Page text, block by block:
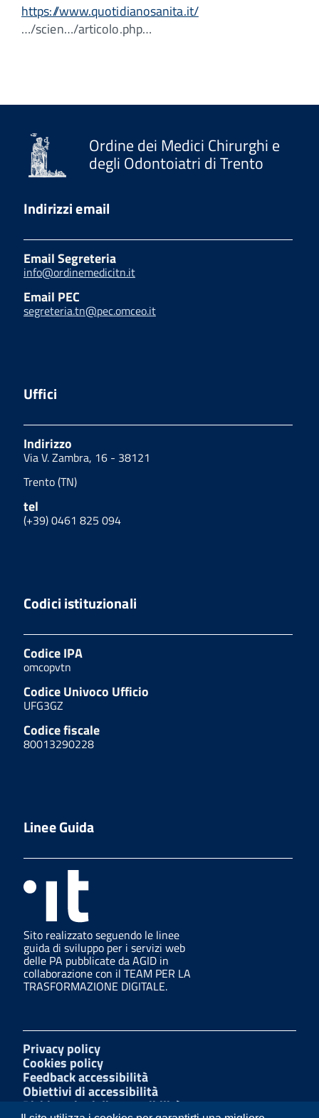
https://www.quotidianosanita.it/
…/scien…/articolo.php…
Ordine dei Medici Chirurghi e
degli Odontoiatri di Trento
Indirizzi email
Email Segreteria
info@ordinemedicitn.it
Email PEC
segreteria.tn@pec.omceo.it
Uffici
Indirizzo
Via V. Zambra, 16 - 38121
Trento (TN)
tel
(+39) 0461 825 094
Codici istituzionali
Codice IPA
omcopvtn
Codice Univoco Ufficio
UFG3GZ
Codice fiscale
80013290228
Linee Guida
Sito realizzato seguendo le linee
guida di sviluppo per i servizi web
delle PA pubblicate da AGID in
collaborazione con il TEAM PER LA
TRASFORMAZIONE DIGITALE.
Privacy policy
Cookies policy
Feedback accessibilità
Obiettivi di accessibilità
Dichiarazioni di accessibilità